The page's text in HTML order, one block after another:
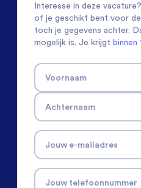
Interesse in deze
of je geschikt bent voor
toch je gegevens achter.
mogelijk is. Je krijgt binnen
Voornaam
Achternaam
Jouw e-mailadres
Jouw telefoonnummer